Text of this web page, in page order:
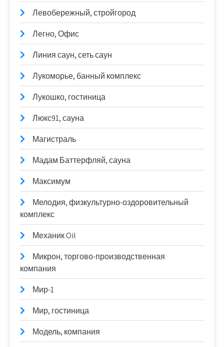
Левобережный, стройгород
Легно, Офис
Линия саун, сеть саун
Лукоморье, банный комплекс
Лукошко, гостиница
Люкс91, сауна
Магистраль
Мадам Баттерфляй, сауна
Максимум
Мелодия, физкультурно-оздоровительный
комплекс
Механик Oil
Микрон, торгово-производственная
компания
Мир-1
Мир, гостиница
Модель, компания